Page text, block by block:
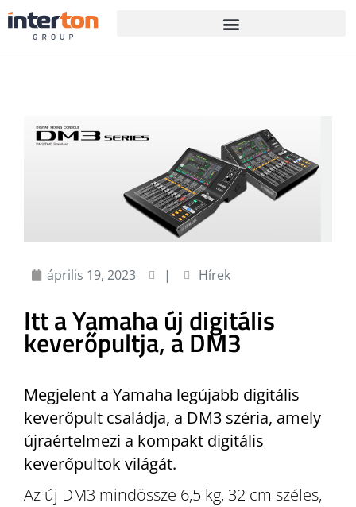
április 19, 2023 | Hírek
Itt a Yamaha új digitális
keverőpultja, a DM3
Megjelent a Yamaha legújabb digitális
keverőpult családja, a DM3 széria, amely
újraértelmezi a kompakt digitális
keverőpultok világát.
Az új DM3 mindössze 6,5 kg, 32 cm széles,